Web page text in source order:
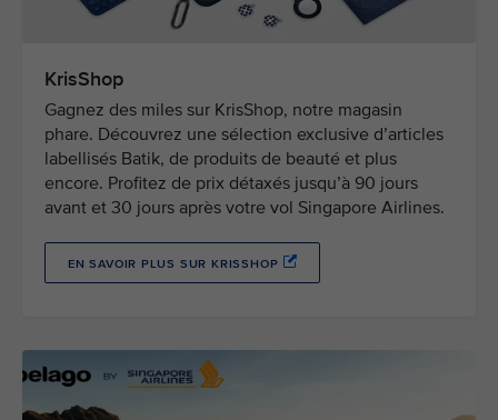
KrisShop
Gagnez des miles sur KrisShop, notre magasin
phare. Découvrez une sélection exclusive d’articles
labellisés Batik, de produits de beauté et plus
encore. Profitez de prix détaxés jusqu’à 90 jours
avant et 30 jours après votre vol Singapore Airlines.
EN SAVOIR PLUS SUR KRISSHOP